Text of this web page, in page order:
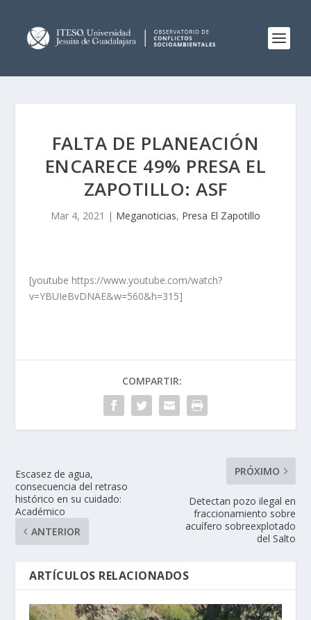
FALTA DE PLANEACIÓN
ENCARECE 49% PRESA EL
ZAPOTILLO: ASF
Mar 4, 2021 | Meganoticias, Presa El Zapotillo
[youtube https://www.youtube.com/watch?
v=YBUIeBvDNAE&w=560&h=315]
COMPARTIR:
Escasez de agua,
consecuencia del retraso
histórico en su cuidado:
Académico
ANTERIOR
PRÓXIMO
Detectan pozo ilegal en
fraccionamiento sobre
acuífero sobreexplotado
del Salto
ARTÍCULOS RELACIONADOS